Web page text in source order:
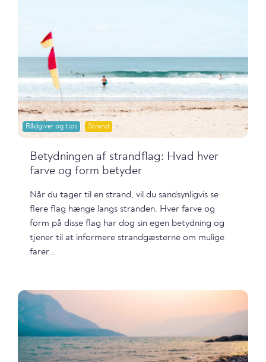
Rådgiver og tips Strand
Betydningen af strandflag: Hvad hver
farve og form betyder
Når du tager til en strand, vil du sandsynligvis se
flere flag hænge langs stranden. Hver farve og
form på disse flag har dog sin egen betydning og
tjener til at informere strandgæsterne om mulige
farer...